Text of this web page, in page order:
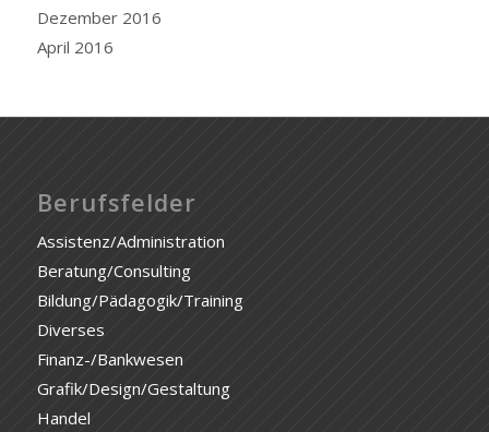
Dezember 2016
April 2016
Berufsfelder
Assistenz/Administration
Beratung/Consulting
Bildung/Pädagogik/Training
Diverses
Finanz-/Bankwesen
Grafik/Design/Gestaltung
Handel